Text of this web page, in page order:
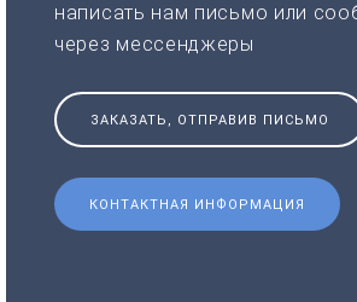
написать нам письмо или
через мессенджеры
ЗАКАЗАТЬ, ОТПРАВИВ ПИСЬМО
КОНТАКТНАЯ ИНФОРМАЦИЯ